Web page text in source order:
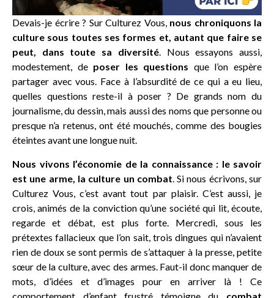
Devais-je écrire ? Sur Culturez Vous, nous chroniquons la
culture sous toutes ses formes et, autant que faire se
peut, dans toute sa diversité. Nous essayons aussi,
modestement, de poser les questions que l’on espère
partager avec vous. Face à l’absurdité de ce qui a eu lieu,
quelles questions reste-il à poser ? De grands nom du
journalisme, du dessin, mais aussi des noms que personne ou
presque n’a retenus, ont été mouchés, comme des bougies
éteintes avant une longue nuit.
Nous vivons l’économie de la connaissance : le savoir
est une arme, la culture un combat . Si nous écrivons, sur
Culturez Vous, c’est avant tout par plaisir. C’est aussi, je
crois, animés de la conviction qu’une société qui lit, écoute,
regarde et débat, est plus forte. Mercredi, sous les
prétextes fallacieux que l’on sait, trois dingues qui n’avaient
rien de doux se sont permis de s’attaquer à la presse, petite
sœur de la culture, avec des armes. Faut-il donc manquer de
mots, d’idées et d’images pour en arriver là ! Ce
comportement d’enfant frustré témoigne du combat